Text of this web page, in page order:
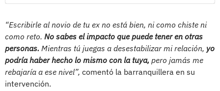
“Escribirle al novio de tu ex no está bien, ni como chiste ni
como reto. No sabes el impacto que puede tener en otras
personas. Mientras tú juegas a desestabilizar mi relación, yo
podría haber hecho lo mismo con la tuya, pero jamás me
rebajaría a ese nivel”, comentó la barranquillera en su
intervención.